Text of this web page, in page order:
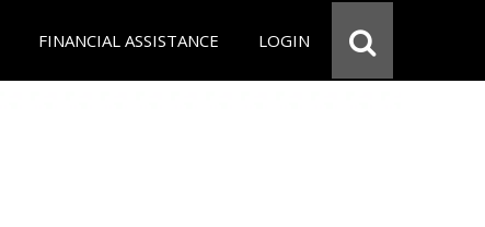
FINANCIAL ASSISTANCE LOGIN